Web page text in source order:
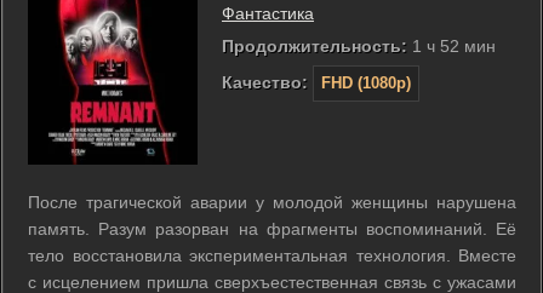
Фантастика
Продолжительность: 1 ч 52 мин
Качество:
FHD (1080p)
После трагической аварии у молодой женщины нарушена
память. Разум разорван на фрагменты воспоминаний. Её
тело восстановила экспериментальная технология. Вместе
с исцелением пришла сверхъестественная связь с ужасами